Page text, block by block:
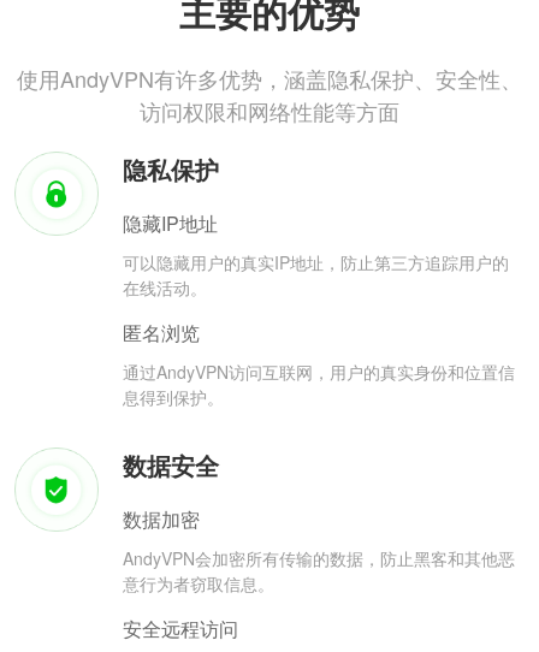
主要的优势
使用AndyVPN有许多优势，涵盖隐私保护、安全性、
访问权限和网络性能等方面
隐私保护
隐藏IP地址
可以隐藏用户的真实IP地址，防止第三方追踪用户的
在线活动。
匿名浏览
通过AndyVPN访问互联网，用户的真实身份和位置信
息得到保护。
数据安全
数据加密
AndyVPN会加密所有传输的数据，防止黑客和其他恶
意行为者窃取信息。
安全远程访问